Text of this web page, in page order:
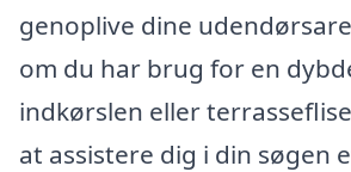
genoplive dine
om du har brug for en
indkørslen eller
at assistere dig i din søgen